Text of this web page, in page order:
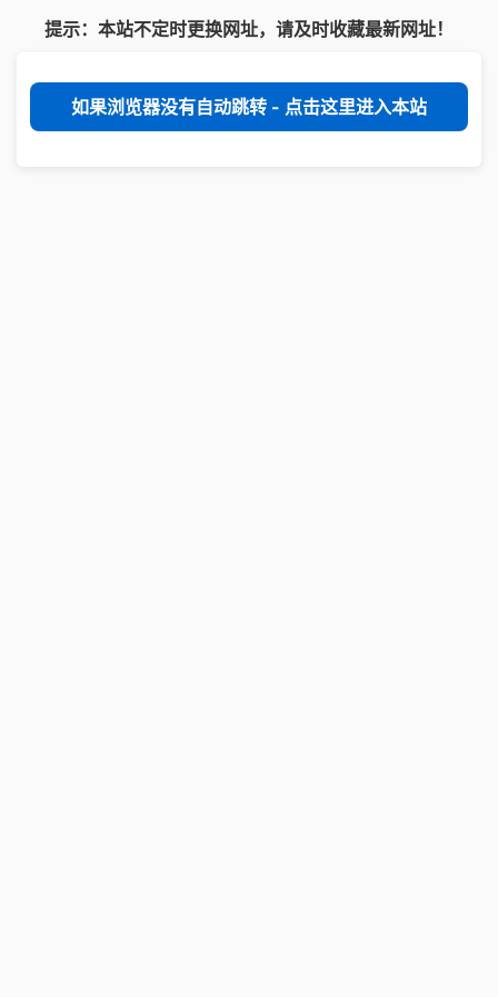
提示：本站不定时更换网址，请及时收藏最新网址！
如果浏览器没有自动跳转 - 点击这里进入本站